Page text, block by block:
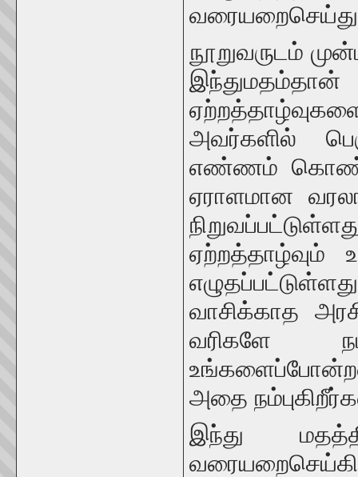
நூறுவருடம்
இந்துமதம்தான்
அவர்களில்
எண்ணம்
ஏராளமான
ஏற்றத்தாழ்வும்
வாசிக்காத
வரிகளே
அதை
இந்து